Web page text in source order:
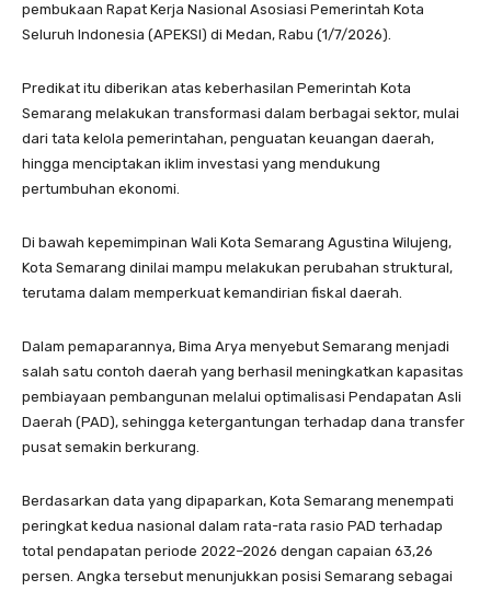
pembukaan Rapat Kerja Nasional Asosiasi Pemerintah Kota
Seluruh Indonesia (APEKSI) di Medan, Rabu (1/7/2026).
Predikat itu diberikan atas keberhasilan Pemerintah Kota
Semarang melakukan transformasi dalam berbagai sektor, mulai
dari tata kelola pemerintahan, penguatan keuangan daerah,
hingga menciptakan iklim investasi yang mendukung
pertumbuhan ekonomi.
Di bawah kepemimpinan Wali Kota Semarang Agustina Wilujeng,
Kota Semarang dinilai mampu melakukan perubahan struktural,
terutama dalam memperkuat kemandirian fiskal daerah.
Dalam pemaparannya, Bima Arya menyebut Semarang menjadi
salah satu contoh daerah yang berhasil meningkatkan kapasitas
pembiayaan pembangunan melalui optimalisasi Pendapatan Asli
Daerah (PAD), sehingga ketergantungan terhadap dana transfer
pusat semakin berkurang.
Berdasarkan data yang dipaparkan, Kota Semarang menempati
peringkat kedua nasional dalam rata-rata rasio PAD terhadap
total pendapatan periode 2022–2026 dengan capaian 63,26
persen. Angka tersebut menunjukkan posisi Semarang sebagai